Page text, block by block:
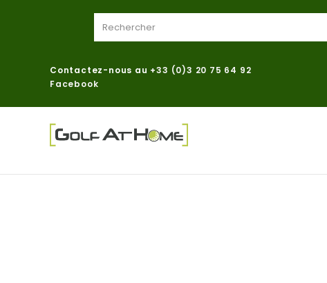
Contactez-nous au +33 (0)3 20 75 64 92
Facebook